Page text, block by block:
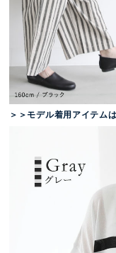
＞＞モデル着用アイテム